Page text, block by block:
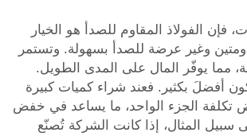
فإن الفولاذ المقاوم للصدأ هو الخيار
وغير عرضة للصدأ بسهولة. وتستمر
مما يوفّر المال على المدى الطويل.
أفضلَ بكثير. فعند شراء كميات كبيرة
تكلفة الجزء الواحد، ما يساعد في خفض
سبيل المثال، إذا كانت الشركة تُصنّع